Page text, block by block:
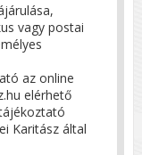
vagy postai
az online
elérhető
Karitász által